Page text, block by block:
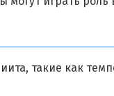
такие как